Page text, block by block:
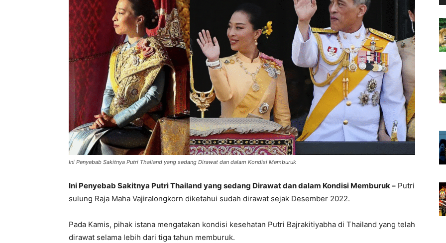
Ini Penyebab Sakitnya Putri Thailand yang sedang Dirawat dan dalam Kondisi Memburuk
Ini Penyebab Sakitnya Putri Thailand yang sedang Dirawat dan dalam Kondisi Memburuk – Putri
sulung Raja Maha Vajiralongkorn diketahui sudah dirawat sejak Desember 2022.
Pada Kamis, pihak istana mengatakan kondisi kesehatan Putri Bajrakitiyabha di Thailand yang telah
dirawat selama lebih dari tiga tahun memburuk.